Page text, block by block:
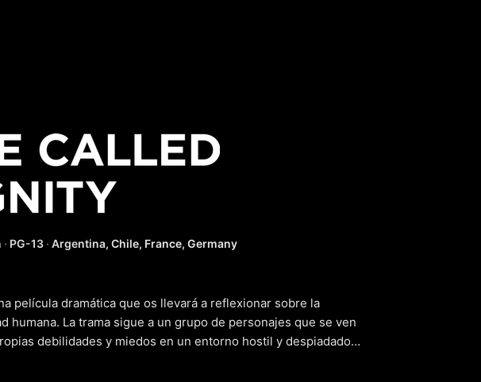
llamado
· PG-13 · Argentina, Chile, France, Germany
película dramática que os llevará a reflexionar sobre la
humana. La trama sigue a un grupo de personajes que se ven
debilidades y miedos en un entorno hostil y despiadado.
de supervivencia y redención, descubren que la